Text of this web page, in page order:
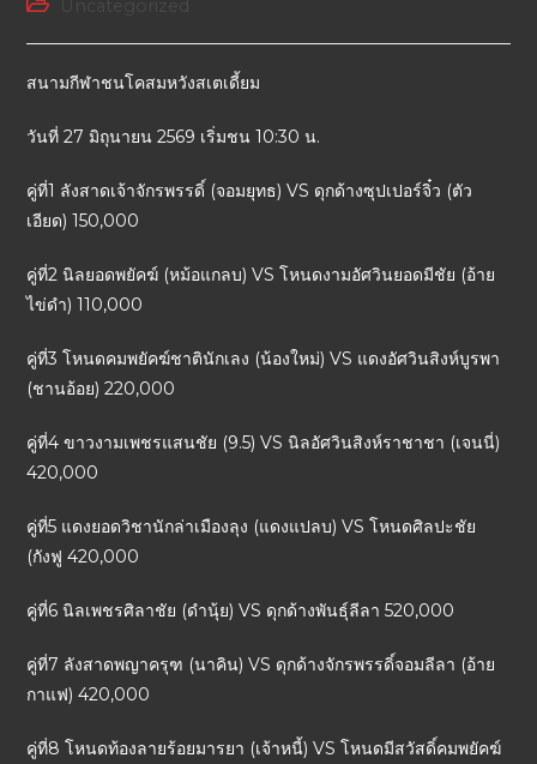
Uncategorized
สนามกีฬาชนโคสมหวังสเตเดี้ยม
วันที่ 27 มิถุนายน 2569 เริ่มชน 10:30 น.
คู่ที่1 ลังสาดเจ้าจักรพรรดิ์ (จอมยุทธ) VS ดุกด้างซุปเปอร์จิ๋ว (ตัว
เอียด) 150,000
คู่ที่2 นิลยอดพยัคฆ์ (หม้อแกลบ) VS โหนดงามอัศวินยอดมีชัย (อ้าย
ไข่ดำ) 110,000
คู่ที่3 โหนดคมพยัคฆ์ชาตินักเลง (น้องใหม่) VS แดงอัศวินสิงห์บูรพา
(ชานอ้อย) 220,000
คู่ที่4 ขาวงามเพชรแสนชัย (9.5) VS นิลอัศวินสิงห์ราชาชา (เจนนี่)
420,000
คู่ที่5 แดงยอดวิชานักล่าเมืองลุง (แดงแปลบ) VS โหนดศิลปะชัย
(กังฟู 420,000
คู่ที่6 นิลเพชรศิลาชัย (ดำนุ้ย) VS ดุกด้างพันธุ์ลีลา 520,000
คู่ที่7 ลังสาดพญาครุฑ (นาคิน) VS ดุกด้างจักรพรรดิ์จอมลีลา (อ้าย
กาแฟ) 420,000
คู่ที่8 โหนดท้องลายร้อยมารยา (เจ้าหนี้) VS โหนดมีสวัสดิ์คมพยัคฆ์